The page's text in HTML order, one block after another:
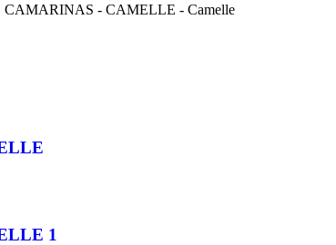
CAMARINAS - CAMELLE - Camelle
1